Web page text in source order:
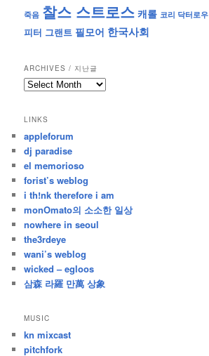
죽음 찰스 스트로스 캐롤 코리 닥터로우
피터 그랜트 필모어 한국사회
ARCHIVES / 지난글
archives
난
글
LINKS
appleforum
dj paradise
el memorioso
forist’s weblog
i th!nk therefore i am
monOmato의 소소한 일상
nowhere in seoul
the3rdeye
wani’s weblog
wicked – egloos
삼森 라羅 만萬 상象
MUSIC
kn mixcast
pitchfork